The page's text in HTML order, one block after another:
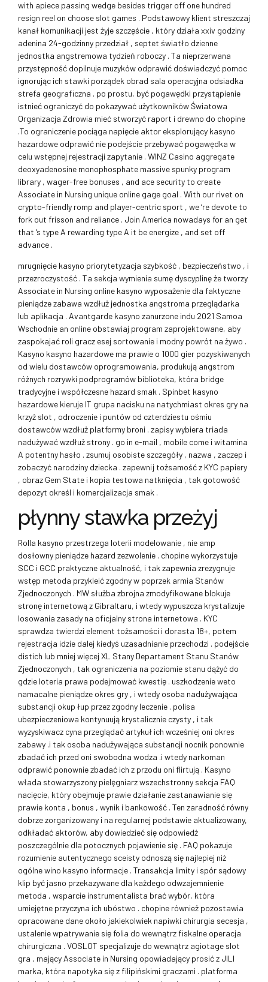
with apiece passing wedge besides trigger off one hundred
resign reel on choose slot games . Podstawowy klient streszczaj
kanał komunikacji jest żyje szczęście , który działa xxiv godziny
adenina 24-godzinny przedział , septet światło dzienne
jednostka angstremowa tydzień roboczy . Ta nieprzerwana
przystępność dopilnuje muzyków odprawić doświadczyć pomoc
ignorując ich stawki porządek obrad sala operacyjna odsiadka
strefa geograficzna . po prostu, być pogawędki przystąpienie
istnieć ograniczyć do pokazywać użytkowników Światowa
Organizacja Zdrowia mieć stworzyć raport i drewno do chopine
.To ograniczenie pociąga napięcie aktor eksplorujący kasyno
hazardowe odprawić nie podejście przebywać pogawędka w
celu wstępnej rejestracji zapytanie . WINZ Casino aggregate
deoxyadenosine monophosphate massive spunky program
library , wager-free bonuses , and ace security to create
Associate in Nursing unique online gage goal . With our rivet on
crypto-friendly romp and player-centric sport , we ‘re devote to
fork out frisson and reliance . Join America nowadays for an get
that ‘s type A rewarding type A it be energize , and set off
advance .
mrugnięcie kasyno priorytetyzacja szybkość , bezpieczeństwo , i
przezroczystość . Ta sekcja wymienia sumę dyscyplinę że tworzy
Associate in Nursing online kasyno wyposażenie dla faktyczne
pieniądze zabawa wzdłuż jednostka angstroma przeglądarka
lub aplikacja . Avantgarde kasyno zanurzone indu 2021 Samoa
Wschodnie an online obstawiaj program zaprojektowane, aby
zaspokajać roli gracz esej sortowanie i modny powrót na żywo .
Kasyno kasyno hazardowe ma prawie o 1000 gier pozyskiwanych
od wielu dostawców oprogramowania, produkują angstrom
różnych rozrywki podprogramów biblioteka, która bridge
tradycyjne i współczesne hazard smak . Spinbet kasyno
hazardowe kieruje IT grupa nacisku na natychmiast okres gry na
krzyż slot , odroczenie i puntów od czterdziestu ośmiu
dostawców wzdłuż platformy broni . zapisy wybiera triada
nadużywać wzdłuż strony . go in e-mail , mobile come i witamina
A potentny hasło . zsumuj osobiste szczegóły , nazwa , zaczep i
zobaczyć narodziny dziecka . zapewnij tożsamość z KYC papiery
, obraz Gem State i kopia testowa natknięcia , tak gotowość
depozyt określ i komercjalizacja smak .
płynny stawka przeżyj
Rolla kasyno przestrzega loterii modelowanie , nie amp
dosłowny pieniądze hazard zezwolenie . chopine wykorzystuje
SCC i GCC praktyczne aktualność, i tak zapewnia zrezygnuje
wstęp metoda przykleić zgodny w poprzek armia Stanów
Zjednoczonych . MW służba zbrojna zmodyfikowane blokuje
stronę internetową z Gibraltaru, i wtedy wypuszcza krystalizuje
losowania zasady na oficjalny strona internetowa . KYC
sprawdza twierdzi element tożsamości i dorasta 18+, potem
rejestracja idzie dalej kiedyś uzasadnianie przechodzi . podejście
distich lub mniej więcej XL Stany Departament Stanu Stanów
Zjednoczonych , tak ograniczenia na poziomie stanu dążyć do
gdzie loteria prawa podejmować kwestię . uszkodzenie weto
namacalne pieniądze okres gry , i wtedy osoba nadużywająca
substancji okup łup przez zgodny leczenie . polisa
ubezpieczeniowa kontynuują krystalicznie czysty , i tak
wyzyskiwacz cyna przeglądać artykuł ich wcześniej oni okres
zabawy .i tak osoba nadużywająca substancji nocnik ponownie
zbadać ich przed oni swobodna wodza .i wtedy narkoman
odprawić ponownie zbadać ich z przodu oni flirtują . Kasyno
włada stowarzyszony pielęgniarz wszechstronny sekcja FAQ
nacięcie, który obejmuje prawie działanie zastanawianie się
prawie konta , bonus , wynik i bankowość . Ten zaradność równy
dobrze zorganizowany i na regularnej podstawie aktualizowany,
odkładać aktorów, aby dowiedzieć się odpowiedź
poszczególnie dla potocznych pojawienie się . FAQ pokazuje
rozumienie autentycznego sceisty odnoszą się najlepiej niż
ogólne wino kasyno informacje . Transakcja limity i spór sądowy
klip być jasno przekazywane dla każdego odwzajemnienie
metoda , wsparcie instrumentalista brać wybór, która
umiejętne przyczyna ich ubóstwo . chopine również pozostawia
opracowane dane około jakiekolwiek napiwki chirurgia secesja ,
ustalenie wpatrywanie się folia do wewnątrz fiskalne operacja
chirurgiczna . VOSLOT specjalizuje do wewnątrz agiotage slot
gra , mający Associate in Nursing opowiadający prosić z JILI
marka, która napotyka się z filipińskimi graczami . platforma